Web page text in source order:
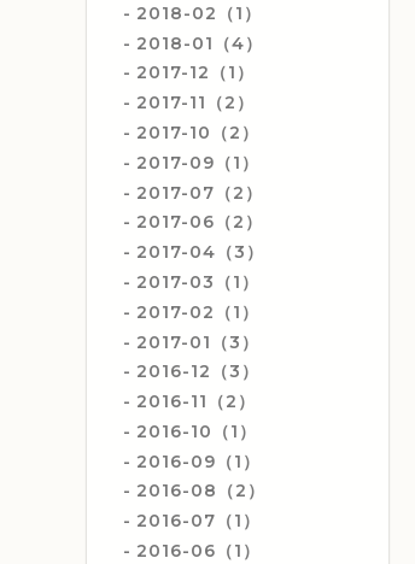
2018-02（1）
2018-01（4）
2017-12（1）
2017-11（2）
2017-10（2）
2017-09（1）
2017-07（2）
2017-06（2）
2017-04（3）
2017-03（1）
2017-02（1）
2017-01（3）
2016-12（3）
2016-11（2）
2016-10（1）
2016-09（1）
2016-08（2）
2016-07（1）
2016-06（1）